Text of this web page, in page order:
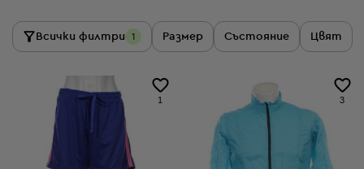
Всички филтри 1 Размер Състояние Цвят
1 3